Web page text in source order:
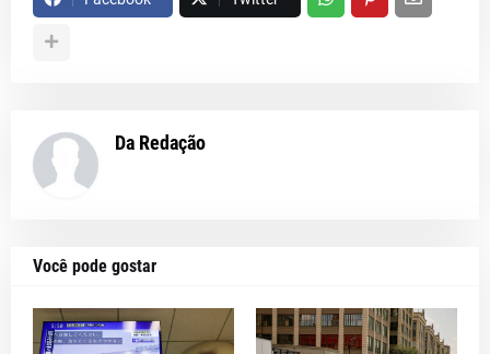
Da Redação
Você pode gostar